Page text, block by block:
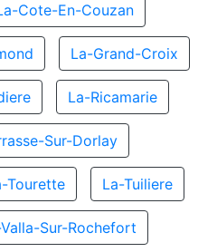
Cote-En-Couzan
La-Grand-Croix
La-Ricamarie
Sur-Dorlay
Tourette La-Tuiliere
Sur-Rochefort